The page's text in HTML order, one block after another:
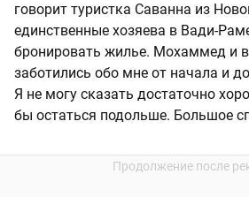
говорит туристка Саванна из
единственные хозяева в Вади-
бронировать жилье. Мохаммед и
заботились обо мне от начала и
Я не могу сказать достаточно
бы остаться подольше. Большое